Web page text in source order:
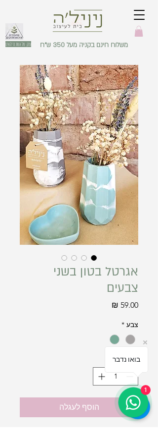
עסק של אשת מילואים משלוח חינם בקניה מעל 350 ש"ח
אגרטל בטון בשני
צבעים
צבע *
כמות *
הוסף לעגלה
בואו נדבר
1